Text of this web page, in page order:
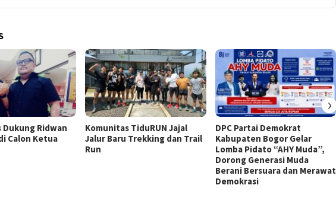
Dukung Ridwan
Calon Ketua
Komunitas TiduRUN Jajal
Jalur Baru Trekking dan Trail
Run
DPC Partai Demokrat
Kabupaten Bogor Gelar
Lomba Pidato “AHY Muda”,
Dorong Generasi Muda
Berani Bersuara dan Merawat
Demokrasi
›